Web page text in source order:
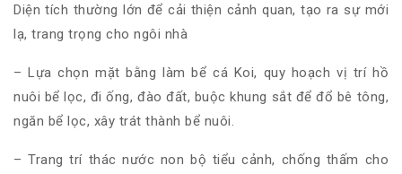
Diện tích thường lớn để cải thiện cảnh quan, tạo ra sự mới
lạ, trang trọng cho ngôi nhà
– Lựa chọn mặt bằng làm bể cá Koi, quy hoạch vị trí hồ
nuôi bể lọc, đi ống, đào đất, buộc khung sắt để đổ bê tông,
ngăn bể lọc, xây trát thành bể nuôi.
– Trang trí thác nước non bộ tiểu cảnh, chống thấm cho